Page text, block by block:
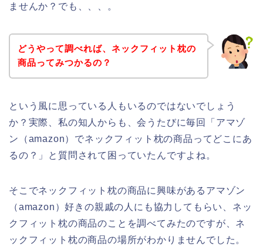
ませんか？でも、、、。
どうやって調べれば、ネックフィット枕の
商品ってみつかるの？
という風に思っている人もいるのではないでしょう
か？実際、私の知人からも、会うたびに毎回「アマゾ
ン（amazon）でネックフィット枕の商品ってどこにあ
るの？」と質問されて困っていたんですよね。
そこでネックフィット枕の商品に興味があるアマゾン
（amazon）好きの親戚の人にも協力してもらい、ネッ
クフィット枕の商品のことを調べてみたのですが、ネ
ックフィット枕の商品の場所がわかりませんでした。